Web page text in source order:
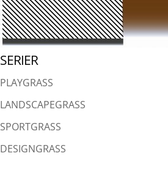
SERIER
PLAYGRASS
LANDSCAPEGRASS
SPORTGRASS
DESIGNGRASS